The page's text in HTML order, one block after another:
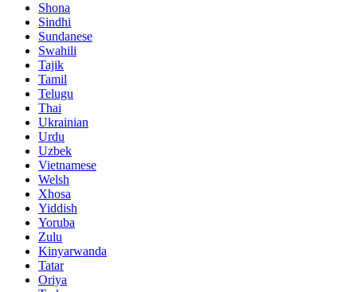
Shona
Sindhi
Sundanese
Swahili
Tajik
Tamil
Telugu
Thai
Ukrainian
Urdu
Uzbek
Vietnamese
Welsh
Xhosa
Yiddish
Yoruba
Zulu
Kinyarwanda
Tatar
Oriya